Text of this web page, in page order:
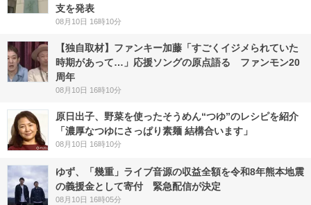
支を発表
08月10日 16時10分
【独自取材】ファンキー加藤「すごくイジメられていた
時期があって…」応援ソングの原点語る ファンモン20
周年
08月10日 16時10分
原日出子、野菜を使ったそうめん“つゆ”のレシピを紹介
「濃厚なつゆにさっぱり素麺 結構合います」
08月10日 16時10分
ゆず、「幾重」ライブ音源の収益全額を令和8年熊本地震
の義援金として寄付 緊急配信が決定
08月10日 16時05分